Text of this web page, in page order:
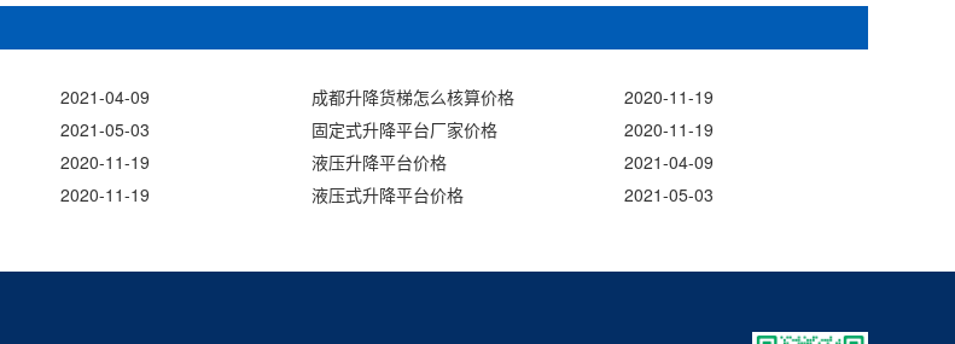
2021-04-09 2020-11-19
成都升降货梯怎么核算价格
2021-05-03
2020-11-19
固定式升降平台厂家价格
2020-11-19
2021-04-09
液压升降平台价格
2020-11-19
2021-05-03
液压式升降平台价格